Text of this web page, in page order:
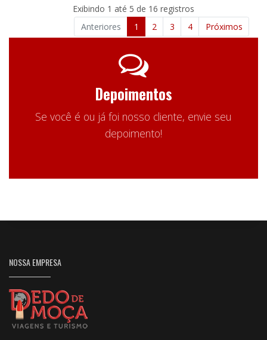
Exibindo 1 até 5 de 16 registros
Anteriores
1 2 3 4 Próximos
Depoimentos
Se você é ou já foi nosso cliente, envie seu
depoimento!
NOSSA EMPRESA